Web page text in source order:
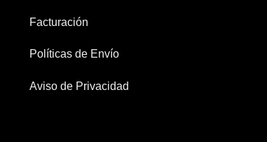
Facturación
Políticas de Envío
Aviso de Privacidad